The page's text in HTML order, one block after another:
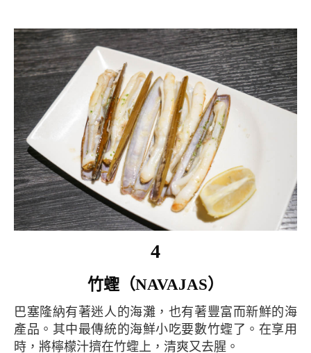
4
竹蟶（NAVAJAS）
巴塞隆納有著迷人的海灘，也有著豐富而新鮮的海
產品。其中最傳統的海鮮小吃要數竹蟶了。在享用
時，將檸檬汁擠在竹蟶上，清爽又去腥。